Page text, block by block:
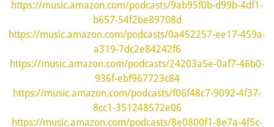
https://music.amazon.com/podcasts/9ab95f0b-d99b-4df1-
b657-54f2be89708d
https://music.amazon.com/podcasts/0a452257-ee17-459a-
a319-7dc2e84242f6
https://music.amazon.com/podcasts/24203a5e-0af7-46b0-
936f-ebf967723c84
https://music.amazon.com/podcasts/f06f48c7-9092-4f37-
8cc1-351248572e06
https://music.amazon.com/podcasts/8e0800f1-8e7a-4f5c-